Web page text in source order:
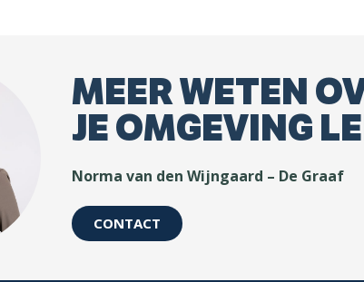
MEER WETEN
JE OMGEVING
Norma van den Wijngaard – De Graaf
CONTACT